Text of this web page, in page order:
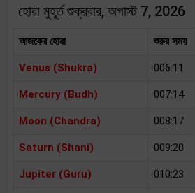
হোরা মুহূর্ত শুক্রবার, অগাস্ট 7,
আজকের হোৱা শুরুর সময়
Venus (Shukra) 006:11
Mercury (Budh) 007:14
Moon (Chandra) 008:17
Saturn (Shani) 009:20
Jupiter (Guru) 010:23